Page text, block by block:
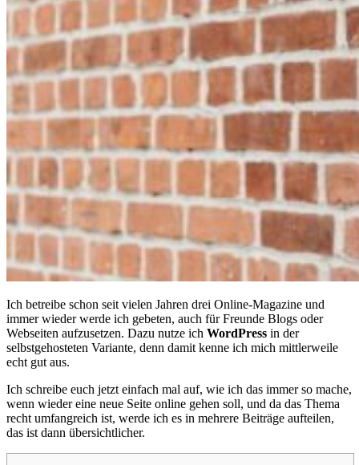
Ich betreibe schon seit vielen Jahren drei Online-Magazine und
immer wieder werde ich gebeten, auch für Freunde Blogs oder
Webseiten aufzusetzen. Dazu nutze ich WordPress in der
selbstgehosteten Variante, denn damit kenne ich mich mittlerweile
echt gut aus.
Ich schreibe euch jetzt einfach mal auf, wie ich das immer so mache,
wenn wieder eine neue Seite online gehen soll, und da das Thema
recht umfangreich ist, werde ich es in mehrere Beiträge aufteilen,
das ist dann übersichtlicher.